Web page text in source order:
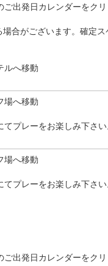
出発日カレンダーをク
合がございます。確定
ルへ移動
場へ移動
てプレーをお楽しみ下さ
場へ移動
てプレーをお楽しみ下さ
出発日カレンダーをク